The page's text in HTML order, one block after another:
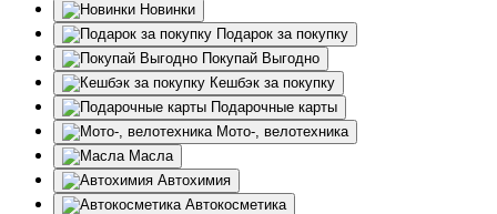
Новинки
Подарок за покупку
Покупай Выгодно
Кешбэк за покупку
Подарочные карты
Мото-, велотехника
Масла
Автохимия
Автокосметика